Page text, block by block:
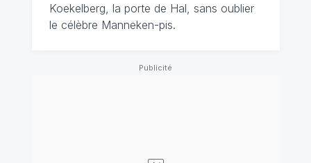
Koekelberg, la porte de Hal, sans oublier
le célèbre Manneken-pis.